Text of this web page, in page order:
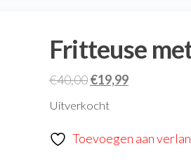
Fritteuse
€40,00€19,99
Uitverkocht
Toevoegen aan